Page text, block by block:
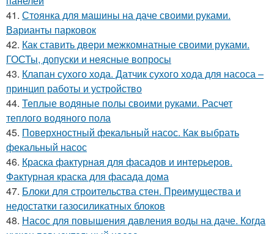
41. Стоянка для машины на даче своими руками.
Варианты парковок
42. Как ставить двери межкомнатные своими руками.
ГОСТы, допуски и неясные вопросы
43. Клапан сухого хода. Датчик сухого хода для насоса –
принцип работы и устройство
44. Теплые водяные полы своими руками. Расчет
теплого водяного пола
45. Поверхностный фекальный насос. Как выбрать
фекальный насос
46. Краска фактурная для фасадов и интерьеров.
Фактурная краска для фасада дома
47. Блоки для строительства стен. Преимущества и
недостатки газосиликатных блоков
48. Насос для повышения давления воды на даче. Когда